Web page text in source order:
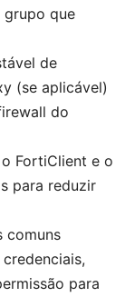
grupo que
de
(se aplicável)
do
FortiClient e o
para reduzir
comuns
para